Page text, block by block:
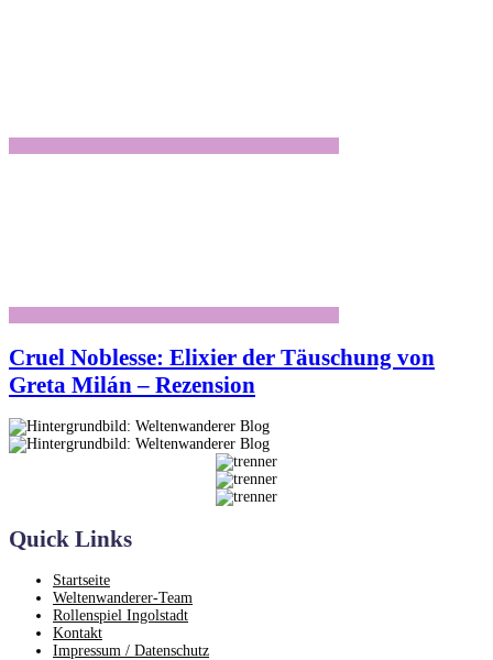
Cruel Noblesse: Elixier der Täuschung von
Greta Milán – Rezension
Quick Links
Startseite
Weltenwanderer-Team
Rollenspiel Ingolstadt
Kontakt
Impressum / Datenschutz